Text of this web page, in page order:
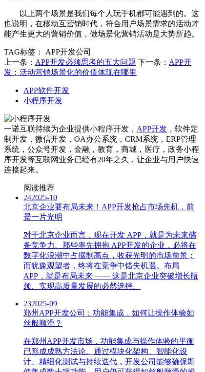
以上两个场景是我们每个人玩手机都可能遇到的。这
也说明，在移动互营销时代，符合用户场景需求的活动才
能产生更大的营销价值，做场景化营销活动是大势所趋。
TAG标签：
APP开发公司
上一条： APP开发必须思考的五大问题 下一条： APP开
发：活动营销场景化的价值体现在哪里
APP软件开发
小程序开发
一诺互联持续为企业提供小程序开发， APP开发 ，软件定
制开发，微信开发，OA办公系统，CRM系统，ERP管理
系统，公众号开发，金融，教育，商城，医疗，政务小程
序开发等互联网业务已经有20年之久，让企业与用户快速
连接起来。
阅读推荐
242025-10
北京企业要布局未来！APP开发抢占市场先机，前
景一片光明
对于北京企业而言，现在开发 APP，就是为未来储
备竞争力。那些率先拥抱 APP开发的企业，必将在
数字化浪潮中占据制高点，收获光明的市场前景；
而犹豫观望者，终将在竞争中错失机遇。布局
APP，就是布局未来 —— 这是北京企业突破增长瓶
颈、实现高质量发展的必然选择。
232025-09
郑州APP开发公司：功能集成，如何让操作体验如
丝般顺滑？
在郑州APP开发市场，功能集成与操作体验的平衡
已形成成熟方法论。通过模块化架构、智能化设
计、精细化测试与持续迭代，开发公司能够确保即